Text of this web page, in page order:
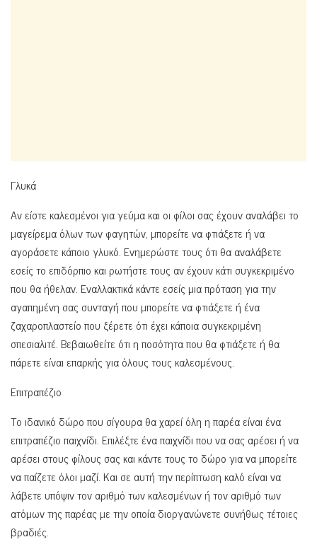
Γλυκά
Αν είστε καλεσμένοι για γεύμα και οι φίλοι σας έχουν αναλάβει το
μαγείρεμα όλων των φαγητών, μπορείτε να φτιάξετε ή να
αγοράσετε κάποιο γλυκό. Ενημερώστε τους ότι θα αναλάβετε
εσείς το επιδόρπιο και ρωτήστε τους αν έχουν κάτι συγκεκριμένο
που θα ήθελαν. Εναλλακτικά κάντε εσείς μια πρόταση για την
αγαπημένη σας συνταγή που μπορείτε να φτιάξετε ή ένα
ζαχαροπλαστείο που ξέρετε ότι έχει κάποια συγκεκριμένη
σπεσιαλιτέ. Βεβαιωθείτε ότι η ποσότητα που θα φτιάξετε ή θα
πάρετε είναι επαρκής για όλους τους καλεσμένους.
Επιτραπέζιο
Το ιδανικό δώρο που σίγουρα θα χαρεί όλη η παρέα είναι ένα
επιτραπέζιο παιχνίδι. Επιλέξτε ένα παιχνίδι που να σας αρέσει ή να
αρέσει στους φίλους σας και κάντε τους το δώρο για να μπορείτε
να παίζετε όλοι μαζί. Και σε αυτή την περίπτωση καλό είναι να
λάβετε υπόψιν τον αριθμό των καλεσμένων ή τον αριθμό των
ατόμων της παρέας με την οποία διοργανώνετε συνήθως τέτοιες
βραδιές.